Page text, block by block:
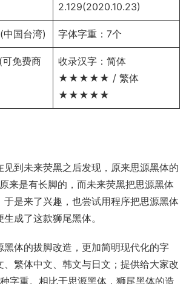
2.129(2020.10.23)
国台湾) 字体字重：7个
(可免费商
收录汉字：简体
★★★★★ / 繁体
★★★★★
见到未来荧黑之后发现，原来思源黑体的
来是有长脚的，而未来荧黑把思源黑体
于是来了兴趣，也尝试用程序把思源黑体
成了这款狮尾黑体。
黑体的拔脚改造，更加简明现代化的字
、繁体中文、韩文与日文；提供给大家改
字重。相比于思源黑体，狮尾黑体的造